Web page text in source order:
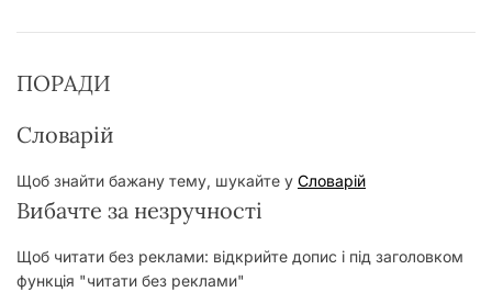
ПОРАДИ
Словарій
Щоб знайти бажану тему, шукайте у Словарій
Вибачте за незручності
Щоб читати без реклами: відкрийте допис і під заголовком
функція "читати без реклами"